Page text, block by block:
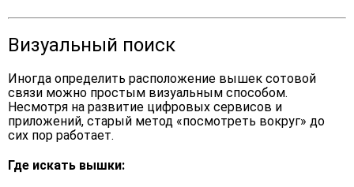
Визуальный поиск
Иногда определить расположение вышек сотовой
связи можно простым визуальным способом.
Несмотря на развитие цифровых сервисов и
приложений, старый метод «посмотреть вокруг» до
сих пор работает.
Где искать вышки: